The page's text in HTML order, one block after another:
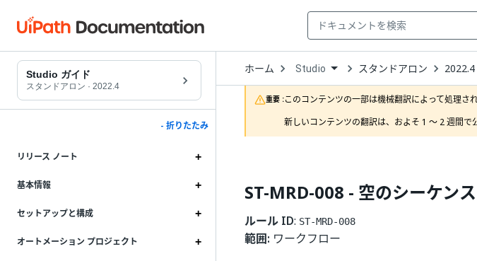
Studio ガイド
スタンドアロン · 2022.4
- 折りたたみ
リリース ノート
基本情報
セットアップと構成
オートメーション プロジェクト
ホーム Open
Dropdown
to
choose
product
Studio スタンドアロン 2022.4
重要 :このコンテンツの一部は機械翻訳によって処理さ
新しいコンテンツの翻訳は、およそ 1 ～ 2 週間で
ST-MRD-008 - 空のシーケンス
ルール ID: ST-MRD-008
範囲: ワークフロー